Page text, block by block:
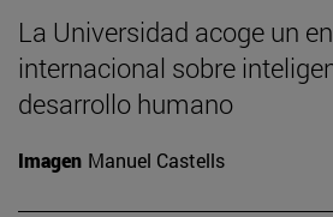
La Universidad acoge un
internacional sobre
desarrollo humano
Imagen Manuel Castells